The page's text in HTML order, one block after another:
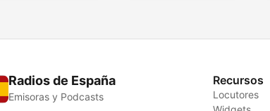
Radios de España
Emisoras y Podcasts
Recursos
Locutores